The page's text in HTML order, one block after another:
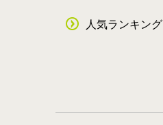
人気ランキング